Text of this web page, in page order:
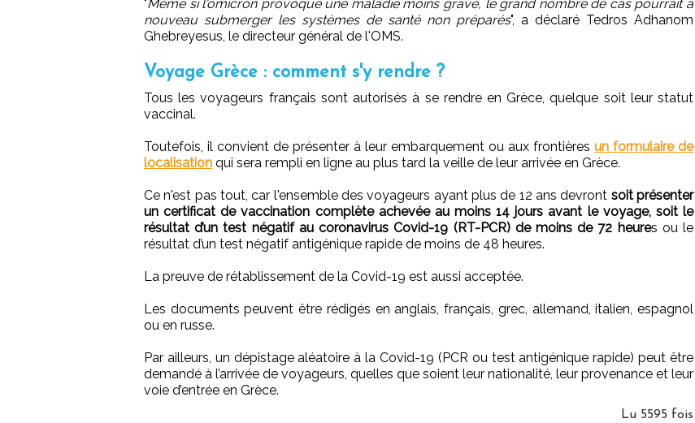
"Même si l'omicron provoque une maladie moins grave, le grand nombre de cas pourrait à
nouveau submerger les systèmes de santé non préparés", a déclaré Tedros Adhanom
Ghebreyesus, le directeur général de l'OMS.
Voyage Grèce : comment s'y rendre ?
Tous les voyageurs français sont autorisés à se rendre en Grèce, quelque soit leur statut
vaccinal.
Toutefois, il convient de présenter à leur embarquement ou aux frontières un formulaire de
localisation qui sera rempli en ligne au plus tard la veille de leur arrivée en Grèce.
Ce n'est pas tout, car l'ensemble des voyageurs ayant plus de 12 ans devront soit présenter
un certificat de vaccination complète achevée au moins 14 jours avant le voyage, soit le
résultat d’un test négatif au coronavirus Covid-19 (RT-PCR) de moins de 72 heures ou le
résultat d’un test négatif antigénique rapide de moins de 48 heures.
La preuve de rétablissement de la Covid-19 est aussi acceptée.
Les documents peuvent être rédigés en anglais, français, grec, allemand, italien, espagnol
ou en russe.
Par ailleurs, un dépistage aléatoire à la Covid-19 (PCR ou test antigénique rapide) peut être
demandé à l’arrivée de voyageurs, quelles que soient leur nationalité, leur provenance et leur
voie d’entrée en Grèce.
Lu 5595 fois